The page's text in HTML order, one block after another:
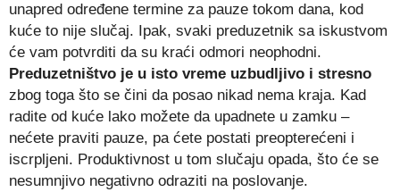
unapred određene termine za pauze tokom dana, kod
kuće to nije slučaj. Ipak, svaki preduzetnik sa iskustvom
će vam potvrditi da su kraći odmori neophodni.
Preduzetništvo je u isto vreme uzbudljivo i stresno
zbog toga što se čini da posao nikad nema kraja. Kad
radite od kuće lako možete da upadnete u zamku –
nećete praviti pauze, pa ćete postati preopterećeni i
iscrpljeni. Produktivnost u tom slučaju opada, što će se
nesumnjivo negativno odraziti na poslovanje.